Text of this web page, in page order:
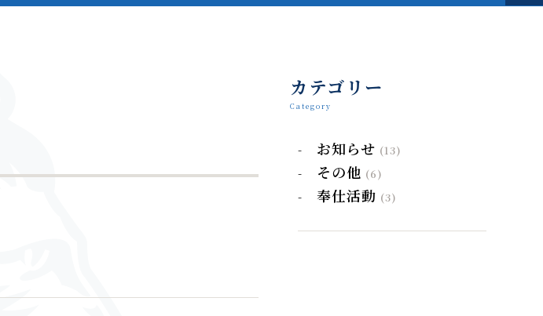
カテゴリー
Category
お知らせ (13)
その他 (6)
奉仕活動 (3)